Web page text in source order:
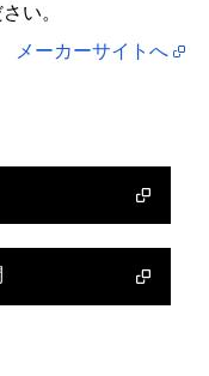
い。
メーカーサイトへ